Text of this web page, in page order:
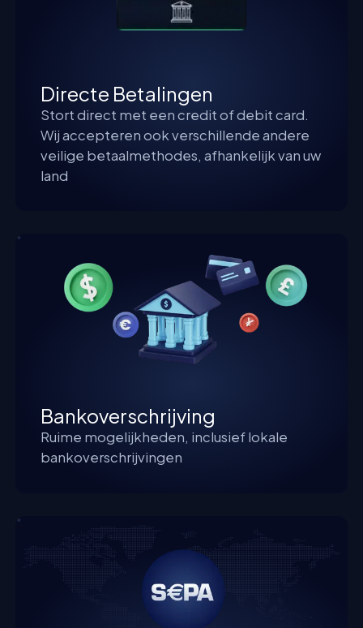
Directe Betalingen
Stort direct met een credit of debit card.
Wij accepteren ook verschillende andere
veilige betaalmethodes, afhankelijk van uw
land
Bankoverschrijving
Ruime mogelijkheden, inclusief lokale
bankoverschrijvingen